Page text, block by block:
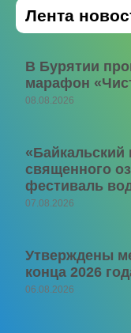
Лента
В Бурятии
марафон
08.08.2026
священного
фестиваль
07.08.2026
Утверждены
конца 2026
06.08.2026